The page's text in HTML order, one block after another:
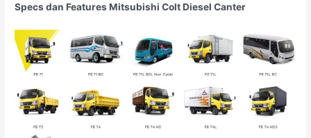
Specs dan Features Mitsubishi Colt Diesel Canter